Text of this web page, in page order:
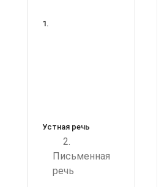
1.
Устная речь
2.
Письменная
речь